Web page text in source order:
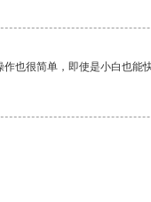
也很简单，即使是小白也能快